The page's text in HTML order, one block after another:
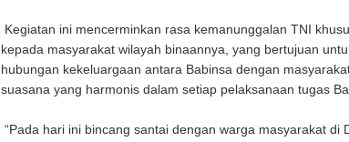
Kegiatan ini mencerminkan rasa kemanunggalan TNI
kepada masyarakat wilayah binaannya, yang bertujuan
hubungan kekeluargaan antara Babinsa dengan
suasana yang harmonis dalam setiap pelaksanaan tugas
“Pada hari ini bincang santai dengan warga masyarakat di